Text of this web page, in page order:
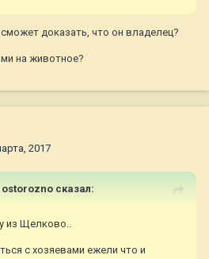
доказать, что он владелец?
на животное?
2017
ostorozno сказал:
из Щелково..
с хозяевами ежели что и